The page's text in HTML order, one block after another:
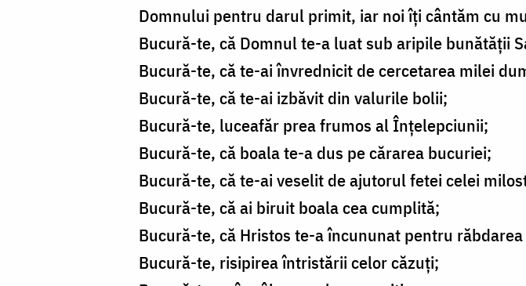
Domnului pentru darul primit, iar noi îţi cântăm cu
Bucură-te, că Domnul te-a luat sub aripile bunătăţii
Bucură-te, că te-ai învrednicit de cercetarea milei
Bucură-te, că te-ai izbăvit din valurile bolii;
Bucură-te, luceafăr prea frumos al Înţelepciunii;
Bucură-te, că boala te-a dus pe cărarea bucuriei;
Bucură-te, că te-ai veselit de ajutorul fetei celei
Bucură-te, că ai biruit boala cea cumplită;
Bucură-te, că Hristos te-a încununat pentru
Bucură-te, risipirea întristării celor căzuţi;